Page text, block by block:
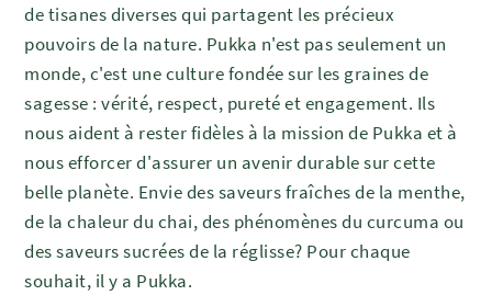
de tisanes diverses qui partagent les précieux
pouvoirs de la nature. Pukka n'est pas seulement un
monde, c'est une culture fondée sur les graines de
sagesse : vérité, respect, pureté et engagement. Ils
nous aident à rester fidèles à la mission de Pukka et à
nous efforcer d'assurer un avenir durable sur cette
belle planète. Envie des saveurs fraîches de la menthe,
de la chaleur du chai, des phénomènes du curcuma ou
des saveurs sucrées de la réglisse? Pour chaque
souhait, il y a Pukka.